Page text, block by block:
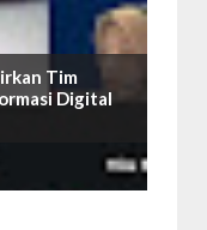
Tim
Digital